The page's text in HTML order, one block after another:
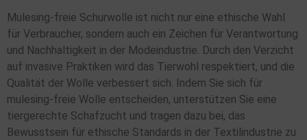
Mulesing-freie Schurwolle ist nicht nur eine ethische Wahl
für Verbraucher, sondern auch ein Zeichen für Verantwortung
und Nachhaltigkeit in der Modeindustrie. Durch den Verzicht
auf invasive Praktiken wird das Tierwohl respektiert, und die
Qualität der Wolle verbessert sich. Indem Sie sich für
mulesing-freie Wolle entscheiden, unterstützen Sie eine
tiergerechte Schafzucht und tragen dazu bei, das
Bewusstsein für ethische Standards in der Textilindustrie zu